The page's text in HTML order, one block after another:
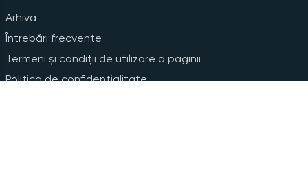
Arhiva
Întrebări frecvente
Termeni și condiții de utilizare a paginii
Politica de confidențialitate